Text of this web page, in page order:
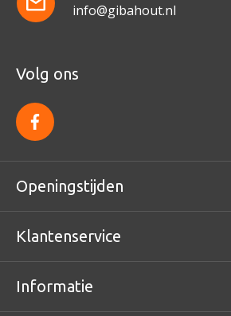
info@gibahout.nl
Volg ons
f
a
c
e
o
o
Openingstijden
Klantenservice
Informatie